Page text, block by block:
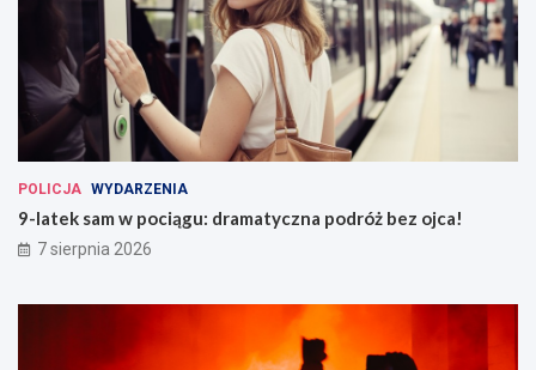
POLICJA WYDARZENIA
9-latek sam w pociągu: dramatyczna podróż bez ojca!
7 sierpnia 2026